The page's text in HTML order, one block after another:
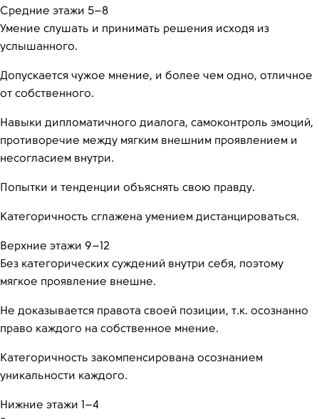
Средние этажи 5–8
Умение слушать и принимать решения исходя из
услышанного.
Допускается чужое мнение, и более чем одно, отличное
от собственного.
Навыки дипломатичного диалога, самоконтроль эмоций,
противоречие между мягким внешним проявлением и
несогласием внутри.
Попытки и тенденции объяснять свою правду.
Категоричность сглажена умением дистанцироваться.
Верхние этажи 9–12
Без категорических суждений внутри себя, поэтому
мягкое проявление внешне.
Не доказывается правота своей позиции, т.к. осознанно
право каждого на собственное мнение.
Категоричность закомпенсирована осознанием
уникальности каждого.
Нижние этажи 1–4